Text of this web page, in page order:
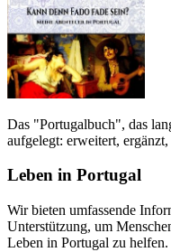
Das "Portugalbuch", das
aufgelegt: erweitert,
Leben in Portugal
Wir bieten umfassende
Unterstützung, um
Leben in Portugal zu helfen.